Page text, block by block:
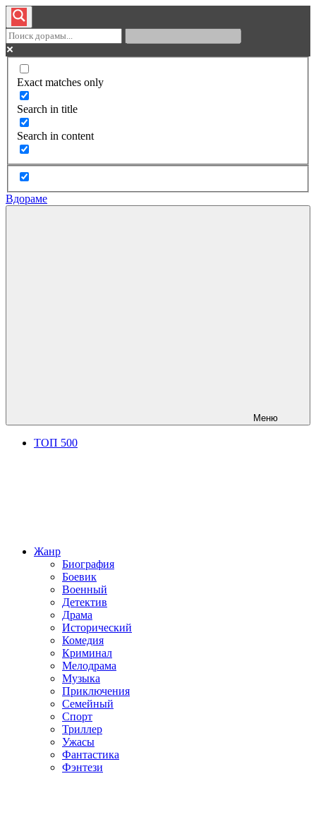
Exact matches only
Search in title
Search in content
Вдораме
Меню
ТОП 500
Жанр
Биография
Боевик
Военный
Детектив
Драма
Исторический
Комедия
Криминал
Мелодрама
Музыка
Приключения
Семейный
Спорт
Триллер
Ужасы
Фантастика
Фэнтези